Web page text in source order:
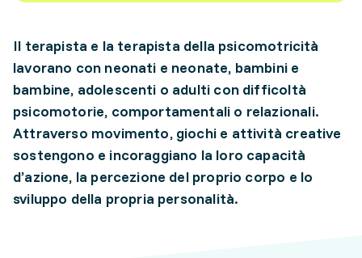
Il terapista e la terapista della psicomotricità
lavorano con neonati e neonate, bambini e
bambine, adolescenti o adulti con difficoltà
psicomotorie, comportamentali o relazionali.
Attraverso movimento, giochi e attività creative
sostengono e incoraggiano la loro capacità
d’azione, la percezione del proprio corpo e lo
sviluppo della propria personalità.